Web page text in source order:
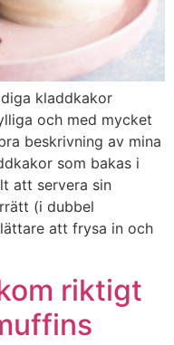
kladdkakor
och med mycket
beskrivning av mina
som bakas i
att servera sin
(i dubbel
att frysa in och
riktigt